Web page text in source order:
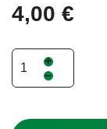
4,00 €
+
–